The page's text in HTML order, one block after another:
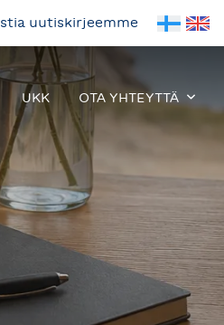
uutiskirjeemme
UKK OTA YHTEYTTÄ